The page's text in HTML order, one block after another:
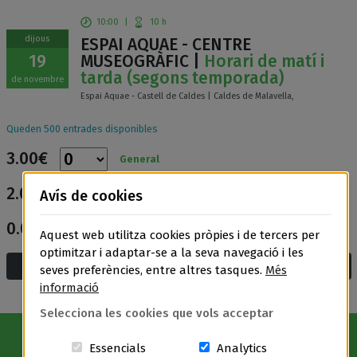
dijous
19
de novembre
10:00 10 h
ESPAI AQUAE - CENTRE
MUSEOGRÀFIC | Horari de matí i
tarda (segons temporada)
Espai Aquae - Castell de Caldes | Caldes de Malavella,
Queden 500 entrades disponibles
3.00€ General
2.00€ Entrada reduïda
0.00€ Entrada gratuïta
Afegeix a la cistella i compra
Avís Legal|Política de privacitat|Política de cookies
Avís de cookies
Aquest web utilitza cookies pròpies i de tercers per
optimitzar i adaptar-se a la seva navegació i les
seves preferències, entre altres tasques. Més
informació
Selecciona les cookies que vols acceptar
Essencials Aquestes cookies són essencials
AnalyticsCookies related